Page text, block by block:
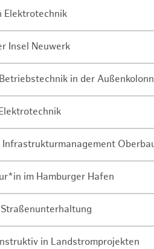
Elektrotechnik
Insel Neuwerk
in der
im Hamburger Hafen
in Landstromprojekten